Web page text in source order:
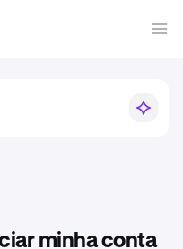
minha conta